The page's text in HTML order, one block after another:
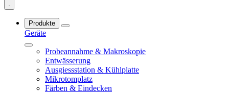
Produkte
Geräte
Probeannahme & Makroskopie
Entwässerung
Ausgiessstation & Kühlplatte
Mikrotomplatz
Färben & Eindecken